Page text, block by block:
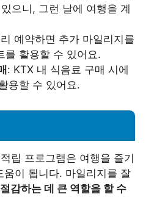
으니, 그런 날에 여행을 계
예약하면 추가 마일리지를
를 활용할 수 있어요.
: KTX 내 식음료 구매 시에
용할 수 있어요.
립 프로그램은 여행을 즐기
움이 됩니다. 마일리지를 잘
감하는 데 큰 역할을 할 수